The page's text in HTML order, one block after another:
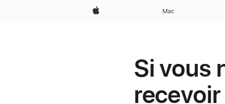
Apple Mac
Si vous
recevoir